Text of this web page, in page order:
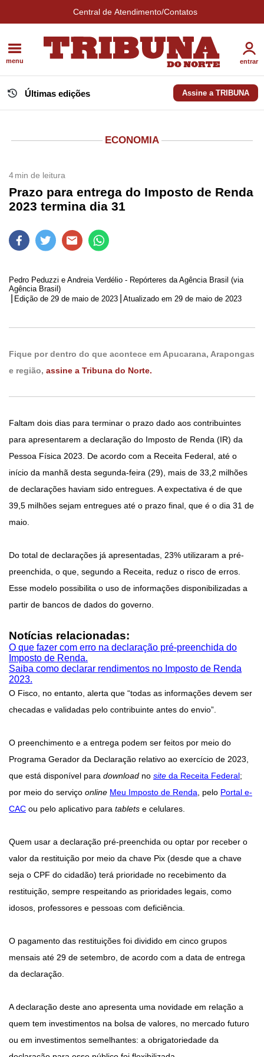
Central de Atendimento/Contatos
menu entrar
Últimas edições Assine a TRIBUNA
ECONOMIA
4min de leitura
Prazo para entrega do Imposto de Renda
2023 termina dia 31
Pedro Peduzzi e Andreia Verdélio - Repórteres da Agência Brasil (via
Agência Brasil)
Edição de 29 de maio de 2023 Atualizado em 29 de maio de 2023
Fique por dentro do que acontece em Apucarana, Arapongas
e região, assine a Tribuna do Norte.
Faltam dois dias para terminar o prazo dado aos contribuintes
para apresentarem a declaração do Imposto de Renda (IR) da
Pessoa Física 2023. De acordo com a Receita Federal, até o
início da manhã desta segunda-feira (29), mais de 33,2 milhões
de declarações haviam sido entregues. A expectativa é de que
39,5 milhões sejam entregues até o prazo final, que é o dia 31 de
maio.
Do total de declarações já apresentadas, 23% utilizaram a pré-
preenchida, o que, segundo a Receita, reduz o risco de erros.
Esse modelo possibilita o uso de informações disponibilizadas a
partir de bancos de dados do governo.
Notícias relacionadas:
O que fazer com erro na declaração pré-preenchida do
Imposto de Renda.
Saiba como declarar rendimentos no Imposto de Renda
2023.
O Fisco, no entanto, alerta que “todas as informações devem ser
checadas e validadas pelo contribuinte antes do envio”.
O preenchimento e a entrega podem ser feitos por meio do
Programa Gerador da Declaração relativo ao exercício de 2023,
que está disponível para download no site da Receita Federal;
por meio do serviço online Meu Imposto de Renda, pelo Portal e-
CAC ou pelo aplicativo para tablets e celulares.
Quem usar a declaração pré-preenchida ou optar por receber o
valor da restituição por meio da chave Pix (desde que a chave
seja o CPF do cidadão) terá prioridade no recebimento da
restituição, sempre respeitando as prioridades legais, como
idosos, professores e pessoas com deficiência.
O pagamento das restituições foi dividido em cinco grupos
mensais até 29 de setembro, de acordo com a data de entrega
da declaração.
A declaração deste ano apresenta uma novidade em relação a
quem tem investimentos na bolsa de valores, no mercado futuro
ou em investimentos semelhantes: a obrigatoriedade da